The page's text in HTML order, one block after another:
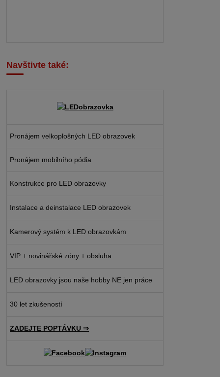
Navštivte také:
Pronájem velkoplošných LED obrazovek
Pronájem mobilního pódia
Konstrukce pro LED obrazovky
Instalace a deinstalace LED obrazovek
Kamerový systém k LED obrazovkám
VIP + novinářské zóny + obsluha
LED obrazovky jsou naše hobby NE jen práce
30 let zkušeností
ZADEJTE POPTÁVKU ⇒